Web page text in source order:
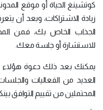
كوتشينغ الحياة أو موقع
زيادة الاشتراكات، وبعد أن
الجذاب الخاص بك، فمن
للاستشارة أو جلسة معك.
يمكنك بعد ذلك دعوة هؤلاء
العديد من الفعاليات
المحتملين من تقييم التوافق